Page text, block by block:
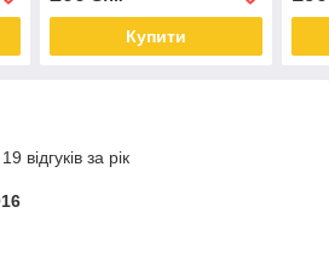
Купити
відгуків за рік